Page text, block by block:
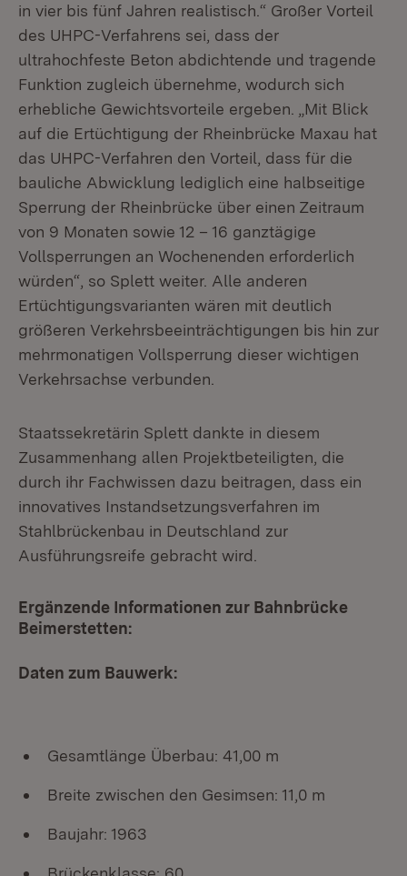
in vier bis fünf Jahren realistisch.“ Großer Vorteil
des UHPC-Verfahrens sei, dass der
ultrahochfeste Beton abdichtende und tragende
Funktion zugleich übernehme, wodurch sich
erhebliche Gewichtsvorteile ergeben. „Mit Blick
auf die Ertüchtigung der Rheinbrücke Maxau hat
das UHPC-Verfahren den Vorteil, dass für die
bauliche Abwicklung lediglich eine halbseitige
Sperrung der Rheinbrücke über einen Zeitraum
von 9 Monaten sowie 12 – 16 ganztägige
Vollsperrungen an Wochenenden erforderlich
würden“, so Splett weiter. Alle anderen
Ertüchtigungsvarianten wären mit deutlich
größeren Verkehrsbeeinträchtigungen bis hin zur
mehrmonatigen Vollsperrung dieser wichtigen
Verkehrsachse verbunden.
Staatssekretärin Splett dankte in diesem
Zusammenhang allen Projektbeteiligten, die
durch ihr Fachwissen dazu beitragen, dass ein
innovatives Instandsetzungsverfahren im
Stahlbrückenbau in Deutschland zur
Ausführungsreife gebracht wird.
Ergänzende Informationen zur Bahnbrücke
Beimerstetten:
Daten zum Bauwerk:
Gesamtlänge Überbau: 41,00 m
Breite zwischen den Gesimsen: 11,0 m
Baujahr: 1963